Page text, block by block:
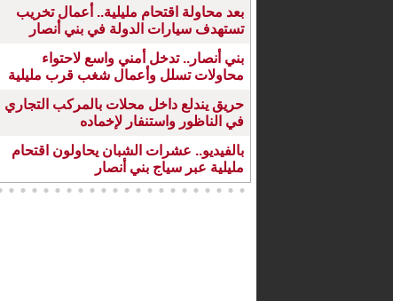
بعد محاولة اقتحام مليلية.. أعمال تخريب
تستهدف سيارات الدولة في بني أنصار
بني أنصار.. تدخل أمني واسع لاحتواء
محاولات تسلل وأعمال شغب قرب مليلية
حريق يندلع داخل محلات بالمركب التجاري
في الناظور واستنفار لإخماده
بالفيديو.. عشرات الشبان يحاولون اقتحام
مليلية عبر سياج بني أنصار